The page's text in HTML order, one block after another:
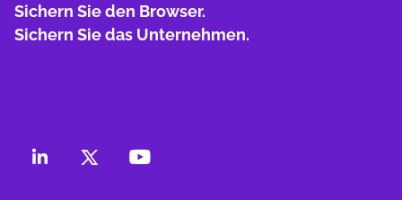
Sichern Sie den Browser.
Sichern Sie das Unternehmen.